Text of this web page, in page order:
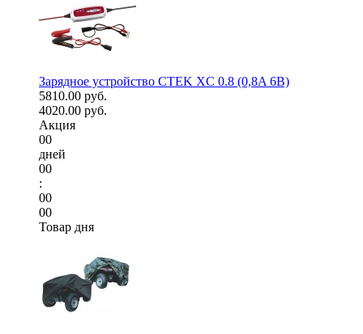
Зарядное устройство CTEK XC 0.8 (0,8A 6В)
5810.00 руб.
4020.00 руб.
Акция
00
дней
00
:
00
00
Товар дня